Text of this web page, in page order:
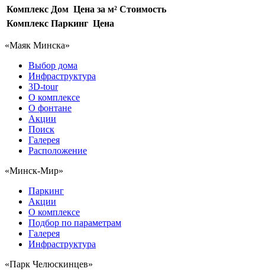
Комплекс Дом Цена за м² Стоимость
Комплекс Паркинг Цена
«Маяк Минска»
Выбор дома
Инфраструктура
3D-tour
О комплексе
О фонтане
Акции
Поиск
Галерея
Расположение
«Минск-Мир»
Паркинг
Акции
О комплексе
Подбор по параметрам
Галерея
Инфраструктура
«Парк Челюскинцев»